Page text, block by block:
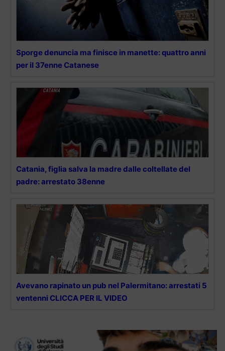
Sporge denuncia ma finisce in manette: quattro anni
per il 37enne Catanese
Catania, figlia salva la madre dalle coltellate del
padre: arrestato 38enne
Avevano rapinato un pub nel Palermitano: arrestati 5
ventenni CLICCA PER IL VIDEO